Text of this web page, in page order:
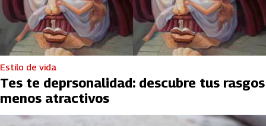
Estilo de vida
Tes te deprsonalidad: descubre tus rasgos
menos atractivos